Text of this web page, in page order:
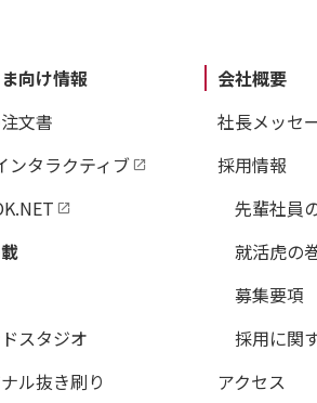
向け情報
文書
ンタラクティブ
スタジオ
ル抜き刷り
会社概要
社長メッセ
採用情報
先輩社員
就活虎の
募集要項
採用に関
アクセス